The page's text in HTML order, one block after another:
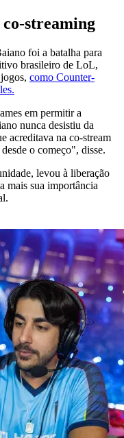
streaming
foi a batalha para
brasileiro de LoL,
como Counter-
em permitir a
nunca desistiu da
acreditava na co-stream
o começo", disse.
levou à liberação
mais sua importância